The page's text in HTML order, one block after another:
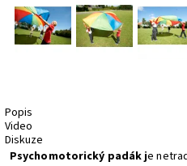
Popis
Video
Diskuze
Psychomotorický padák je